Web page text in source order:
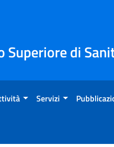
Superiore di
Servizi